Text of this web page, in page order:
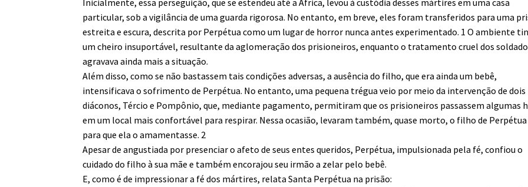
Inicialmente, essa perseguição, que se estendeu até a África, levou à custódia desses mártires em uma casa
particular, sob a vigilância de uma guarda rigorosa. No entanto, em breve, eles foram transferidos para uma
estreita e escura, descrita por Perpétua como um lugar de horror nunca antes experimentado. 1 O ambiente
um cheiro insuportável, resultante da aglomeração dos prisioneiros, enquanto o tratamento cruel dos
agravava ainda mais a situação.
Além disso, como se não bastassem tais condições adversas, a ausência do filho, que era ainda um bebê,
intensificava o sofrimento de Perpétua. No entanto, uma pequena trégua veio por meio da intervenção de dois
diáconos, Tércio e Pompônio, que, mediante pagamento, permitiram que os prisioneiros passassem algumas
em um local mais confortável para respirar. Nessa ocasião, levaram também, quase morto, o filho de Perpétua
para que ela o amamentasse. 2
Apesar de angustiada por presenciar o afeto de seus entes queridos, Perpétua, impulsionada pela fé, confiou o
cuidado do filho à sua mãe e também encorajou seu irmão a zelar pelo bebê.
E, como é de impressionar a fé dos mártires, relata Santa Perpétua na prisão: